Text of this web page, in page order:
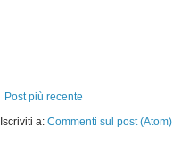
Post più recente
Iscriviti a: Commenti sul post (Atom)